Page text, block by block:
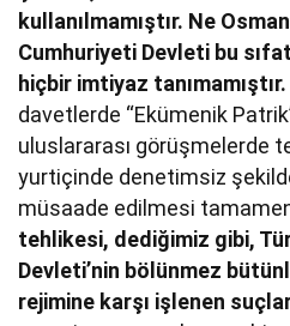
kullanılmamıştır. Ne
Cumhuriyeti Devleti bu
hiçbir imtiyaz tanımamıştır.
davetlerde “Ekümenik
uluslararası görüşmelerde
yurtiçinde denetimsiz
müsaade edilmesi
tehlikesi, dediğimiz gibi,
Devleti’nin bölünmez
rejimine karşı işlenen